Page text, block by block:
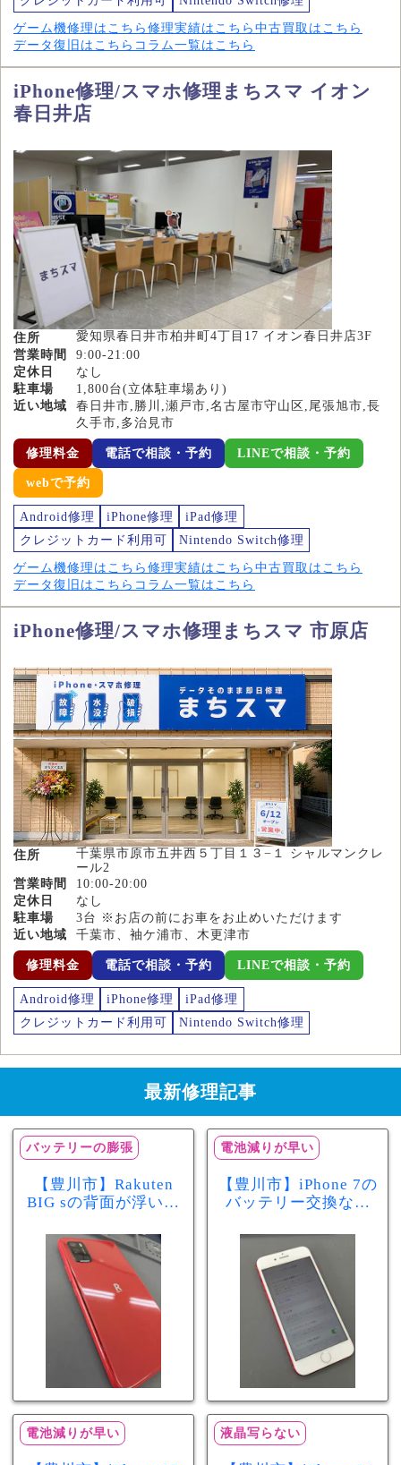
ゲーム機修理はこちら 修理実績はこちら 中古買取はこちら
データ復旧はこちら コラム一覧はこちら
iPhone修理/スマホ修理まちスマ イオン
春日井店
住所
愛知県春日井市柏井町4丁目17 イオン春日井店3F
営業時間
9:00-21:00
定休日
なし
駐車場
1,800台(立体駐車場あり)
近い地域
春日井市,勝川,瀬戸市,名古屋市守山区,尾張旭市,長
久手市,多治見市
修理料金 電話で相談・予約 LINEで相談・予約
webで予約
Android修理 iPhone修理
iPad修理
クレジットカード利用可
Nintendo Switch修理
ゲーム機修理はこちら 修理実績はこちら 中古買取はこちら
データ復旧はこちら コラム一覧はこちら
iPhone修理/スマホ修理まちスマ 市原店
住所
千葉県市原市五井西５丁目１３−１ シャルマンクレ
ール2
営業時間
10:00-20:00
定休日
なし
駐車場
3台 ※お店の前にお車をお止めいただけます
近い地域
千葉市、袖ケ浦市、木更津市
修理料金 電話で相談・予約 LINEで相談・予約
Android修理 iPhone修理
iPad修理
クレジットカード利用可
Nintendo Switch修理
最新修理記事
バッテリーの膨張
【豊川市】Rakuten
BIG sの背面が浮いて
リー膨張のサインか
もしれません！バッ
テリー交換修理事例
電池減りが早い
【豊川市】iPhone 7の
バッテリー交換なら
最大容量70％で電池
の減りが早い症状も
当日60分で改善
電池減りが早い 液晶写らない